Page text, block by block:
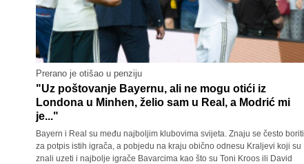
Prerano je otišao u penziju
"Uz poštovanje Bayernu, ali ne mogu otići iz
Londona u Minhen, želio sam u Real, a Modrić mi
je..."
Bayern i Real su među najboljim klubovima svijeta. Znaju se često boriti
za potpis istih igrača, a pobjedu na kraju obično odnesu Kraljevi koji su
znali uzeti i najbolje igrače Bavarcima kao što su Toni Kroos ili David